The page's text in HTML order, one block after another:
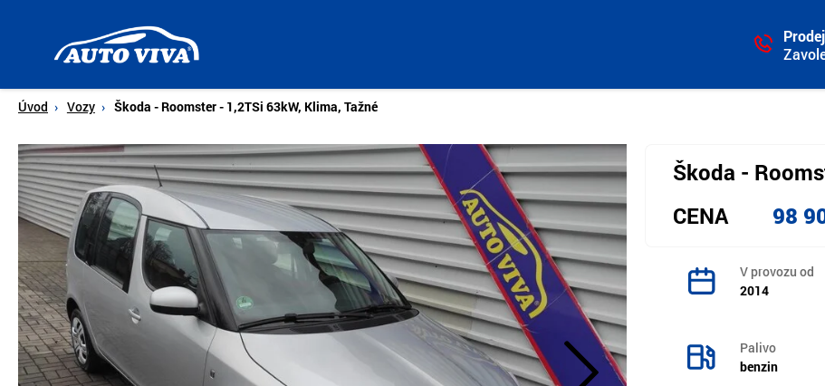
Úvodní
stránka
Úvod Vozy Škoda - Roomster - 1,2TSi 63kW, Klima, Tažné
Škoda -
CENA
98
V provozu od
2014
Palivo
benzin